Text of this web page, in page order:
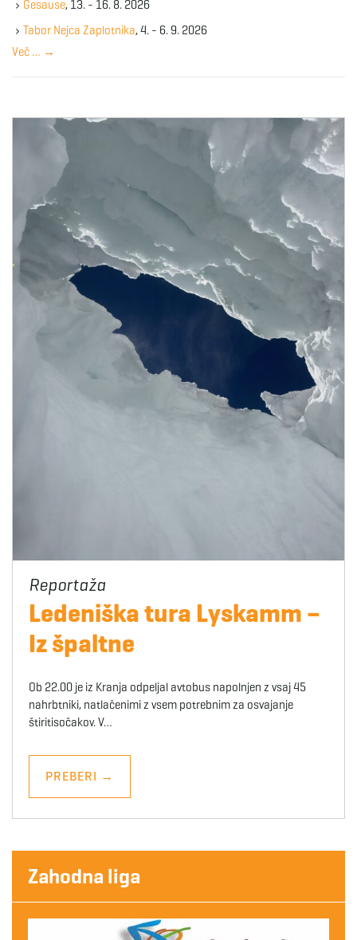
e
y
w
r
Gesause, 13. - 16. 8. 2026
Tabor Nejca Zaplotnika, 4. - 6. 9. 2026
Več … →
Ledeniška tura Lyskamm –
Iz špaltne
Ob 22.00 je iz Kranja odpeljal avtobus napolnjen z vsaj 45
nahrbtniki, natlačenimi z vsem potrebnim za osvajanje
štiritisočakov. V…
PREBERI →
Zahodna liga